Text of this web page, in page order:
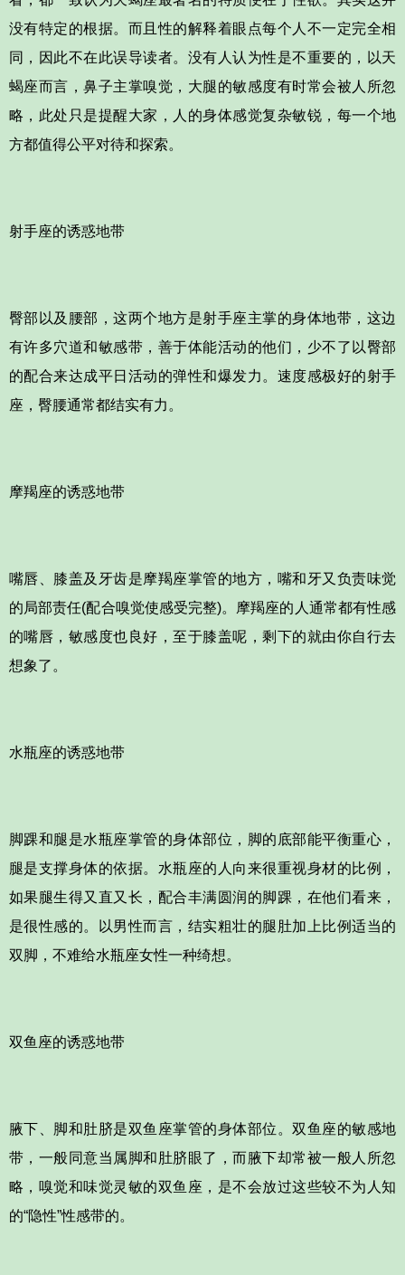
没有特定的根据。而且性的解释着眼点每个人不一定完全相
同，因此不在此误导读者。没有人认为性是不重要的，以天
蝎座而言，鼻子主掌嗅觉，大腿的敏感度有时常会被人所忽
略，此处只是提醒大家，人的身体感觉复杂敏锐，每一个地
方都值得公平对待和探索。
射手座的诱惑地带
臀部以及腰部，这两个地方是射手座主掌的身体地带，这边
有许多穴道和敏感带，善于体能活动的他们，少不了以臀部
的配合来达成平日活动的弹性和爆发力。速度感极好的射手
座，臀腰通常都结实有力。
摩羯座的诱惑地带
嘴唇、膝盖及牙齿是摩羯座掌管的地方，嘴和牙又负责味觉
的局部责任(配合嗅觉使感受完整)。摩羯座的人通常都有性感
的嘴唇，敏感度也良好，至于膝盖呢，剩下的就由你自行去
想象了。
水瓶座的诱惑地带
脚踝和腿是水瓶座掌管的身体部位，脚的底部能平衡重心，
腿是支撑身体的依据。水瓶座的人向来很重视身材的比例，
如果腿生得又直又长，配合丰满圆润的脚踝，在他们看来，
是很性感的。以男性而言，结实粗壮的腿肚加上比例适当的
双脚，不难给水瓶座女性一种绮想。
双鱼座的诱惑地带
腋下、脚和肚脐是双鱼座掌管的身体部位。双鱼座的敏感地
带，一般同意当属脚和肚脐眼了，而腋下却常被一般人所忽
略，嗅觉和味觉灵敏的双鱼座，是不会放过这些较不为人知
的“隐性”性感带的。